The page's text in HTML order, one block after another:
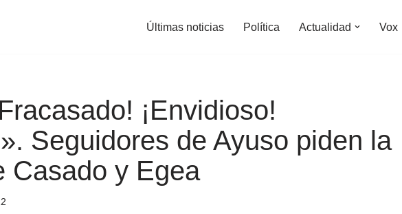
Últimas noticias Política Actualidad Vox
¡Envidioso!
Seguidores de Ayuso piden la
Casado y Egea